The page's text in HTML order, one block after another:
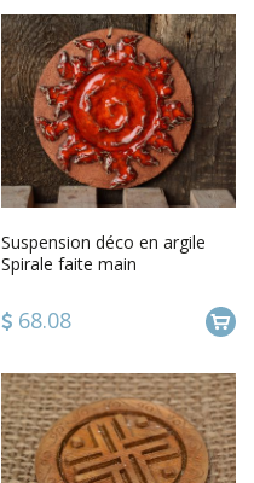
Suspension déco en argile
Spirale faite main
68.08